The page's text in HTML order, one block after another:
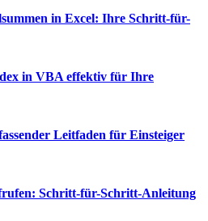
in Excel: Ihre Schritt-für-
in VBA effektiv für Ihre
Leitfaden für Einsteiger
Schritt-für-Schritt-Anleitung